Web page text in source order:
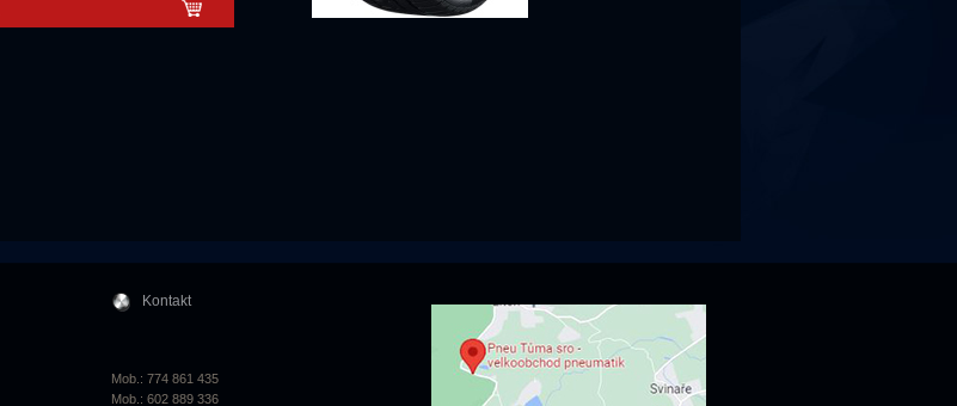
Kontakt
Mob.: 774 861 435
Mob.: 602 889 336